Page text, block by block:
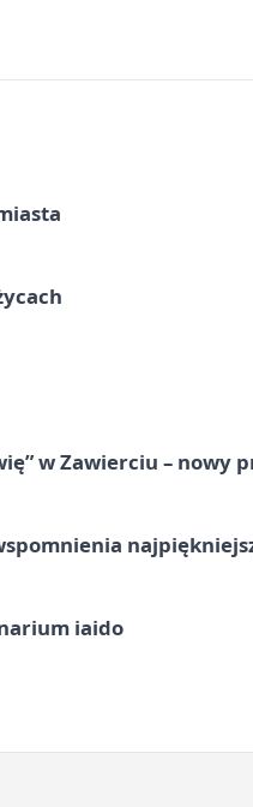
w Zawierciu – nowy
iaido